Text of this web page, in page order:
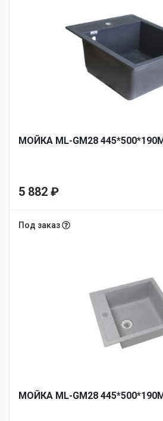
МОЙКА ML-GM28
5 882 ₽
Под заказ
МОЙКА ML-GM28